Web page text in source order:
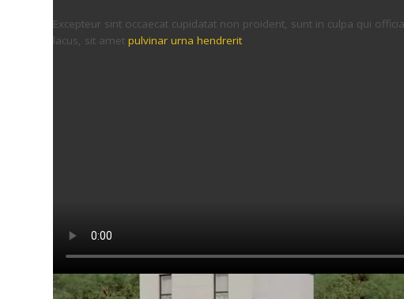
Excepteur sint occaecat cupidatat non proident, sunt in culpa qui
lacus, sit amet pulvinar urna hendrerit